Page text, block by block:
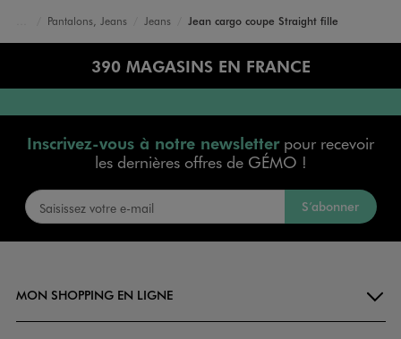
Pantalons, Jeans Jeans Jean cargo coupe Straight fille
390 MAGASINS EN FRANCE
Inscrivez-vous à notre newsletterpour recevoir
les dernières offres de GÉMO !
S’abonner
MON SHOPPING EN LIGNE